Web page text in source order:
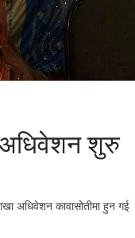
अधिवेशन शुरु
अधिवेशन कावासोतीमा हुन गई